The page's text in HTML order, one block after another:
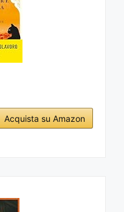
Acquista su Amazon